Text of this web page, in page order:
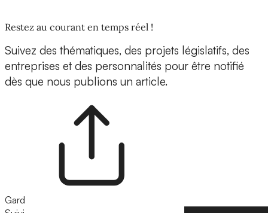
Restez au courant en temps réel !
Suivez des thématiques, des projets législatifs, des
entreprises et des personnalités pour être notifié
dès que nous publions un article.
Gard